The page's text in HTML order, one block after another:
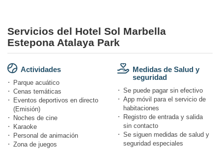
Servicios del Hotel Sol Marbella
Estepona Atalaya Park
Actividades
Parque acuático
Cenas temáticas
Eventos deportivos en directo
(Emisión)
Noches de cine
Karaoke
Personal de animación
Zona de juegos
Medidas de Salud y
seguridad
Se puede pagar sin efectivo
App móvil para el servicio de
habitaciones
Registro de entrada y salida
sin contacto
Se siguen medidas de salud y
seguridad especiales